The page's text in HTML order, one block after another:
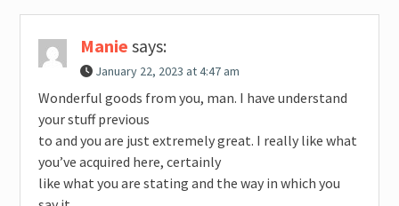
Manie says:
January 22, 2023 at 4:47 am
Wonderful goods from you, man. I have understand
your stuff previous
to and you are just extremely great. I really like what
you’ve acquired here, certainly
like what you are stating and the way in which you